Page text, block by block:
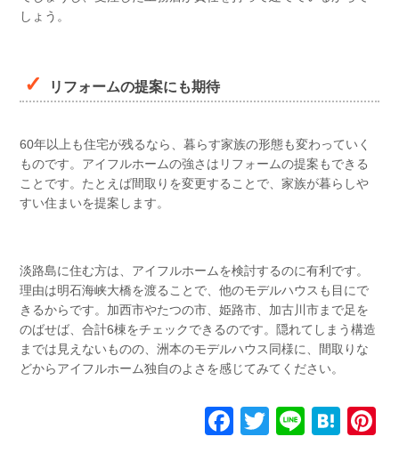
しょう。
リフォームの提案にも期待
60年以上も住宅が残るなら、暮らす家族の形態も変わっていく
ものです。アイフルホームの強さはリフォームの提案もできる
ことです。たとえば間取りを変更することで、家族が暮らしや
すい住まいを提案します。
淡路島に住む方は、アイフルホームを検討するのに有利です。
理由は明石海峡大橋を渡ることで、他のモデルハウスも目にで
きるからです。加西市やたつの市、姫路市、加古川市まで足を
のばせば、合計6棟をチェックできるのです。隠れてしまう構造
までは見えないものの、洲本のモデルハウス同様に、間取りな
どからアイフルホーム独自のよさを感じてみてください。
F
T
Li
H